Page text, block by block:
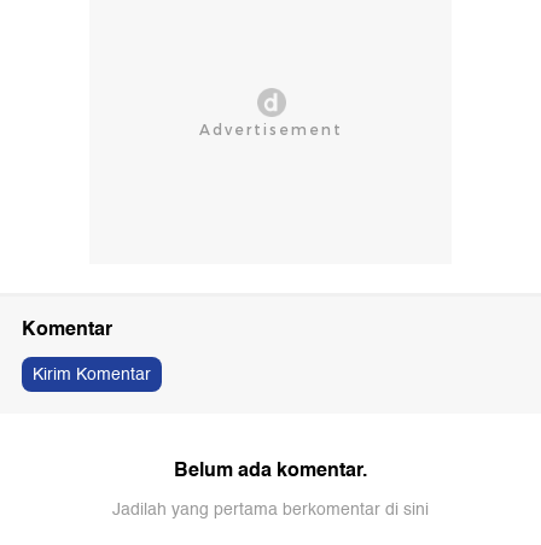
Komentar
Kirim Komentar
Belum ada komentar.
Jadilah yang pertama berkomentar di sini